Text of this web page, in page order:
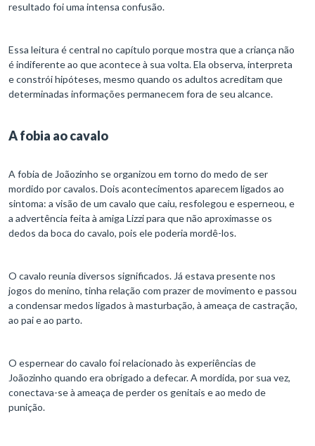
resultado foi uma intensa confusão.
Essa leitura é central no capítulo porque mostra que a criança não
é indiferente ao que acontece à sua volta. Ela observa, interpreta
e constrói hipóteses, mesmo quando os adultos acreditam que
determinadas informações permanecem fora de seu alcance.
A fobia ao cavalo
A fobia de Joãozinho se organizou em torno do medo de ser
mordido por cavalos. Dois acontecimentos aparecem ligados ao
sintoma: a visão de um cavalo que caiu, resfolegou e esperneou, e
a advertência feita à amiga Lizzi para que não aproximasse os
dedos da boca do cavalo, pois ele poderia mordê-los.
O cavalo reunia diversos significados. Já estava presente nos
jogos do menino, tinha relação com prazer de movimento e passou
a condensar medos ligados à masturbação, à ameaça de castração,
ao pai e ao parto.
O espernear do cavalo foi relacionado às experiências de
Joãozinho quando era obrigado a defecar. A mordida, por sua vez,
conectava-se à ameaça de perder os genitais e ao medo de
punição.